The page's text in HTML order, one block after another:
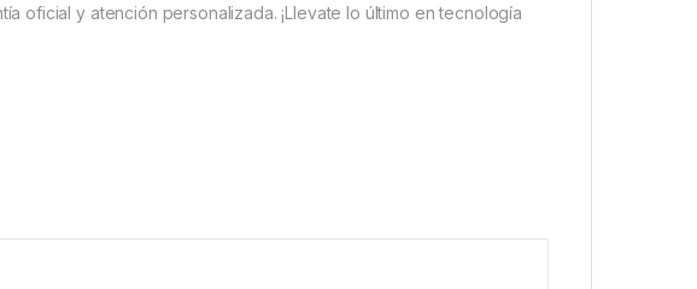
oficial y atención personalizada. ¡Llevate lo último en tecnología